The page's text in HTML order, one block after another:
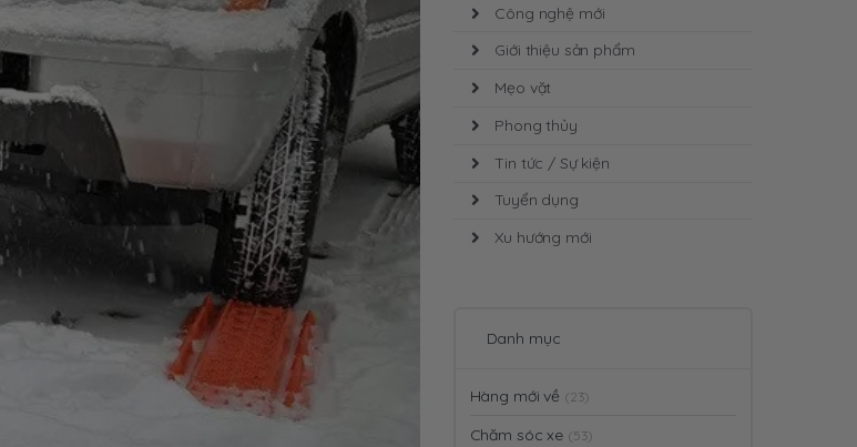
Công nghệ mới
Giới thiệu sản phẩm
Mẹo vặt
Phong thủy
Tin tức / Sự kiện
Tuyển dụng
Xu hướng mới
Danh mục
Hàng mới về (23)
Chăm sóc xe (53)